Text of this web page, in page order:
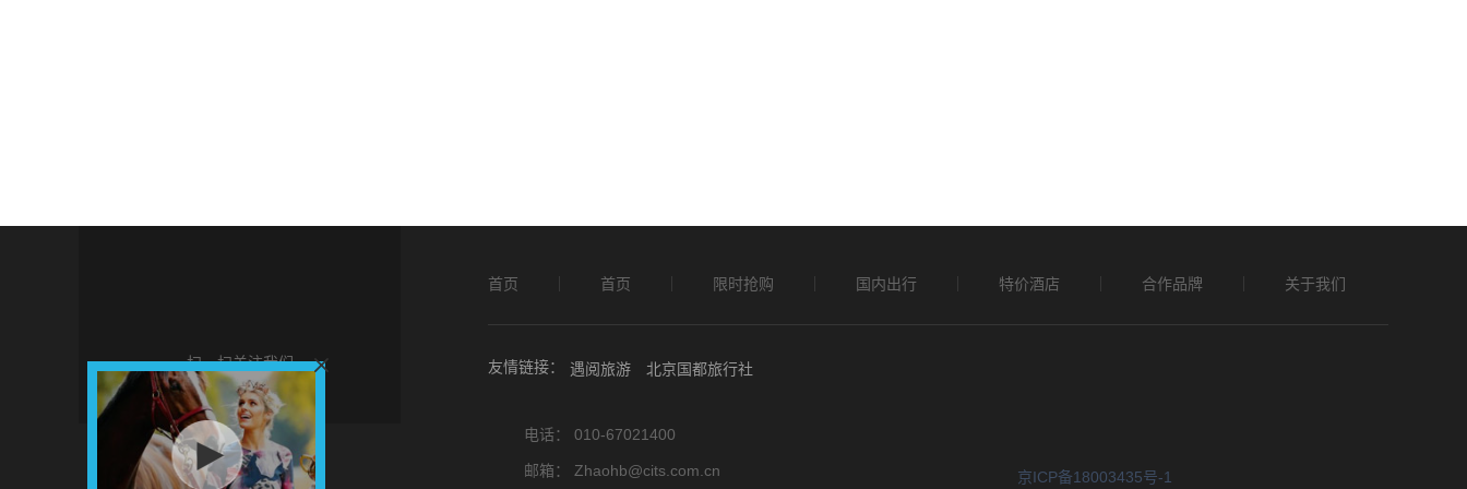
扫一扫关注我们
首页 首页 限时抢购 国内出行 特价酒店 合作品牌 关于我们
友情链接： 遇阅旅游 北京国都旅行社
电话： 010-67021400
邮箱： Zhaohb@cits.com.cn 京ICP备18003435号-1